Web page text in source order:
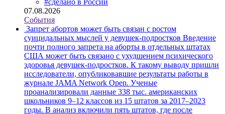
07.08.2026
События
Запрет абортов может быть связан с ростом
суицидальных мыслей у девушек-подростков Введение
почти полного запрета на аборты в отдельных штатах
США может быть связано с ухудшением психического
здоровья девушек-подростков. К такому выводу пришли
исследователи, опубликовавшие результаты работы в
журнале JAMA Network Open. Ученые
проанализировали данные 338 тыс. американских
школьников 9–12 классов из 15 штатов за 2017–2023
годы. В анализ включили пять штатов, где после